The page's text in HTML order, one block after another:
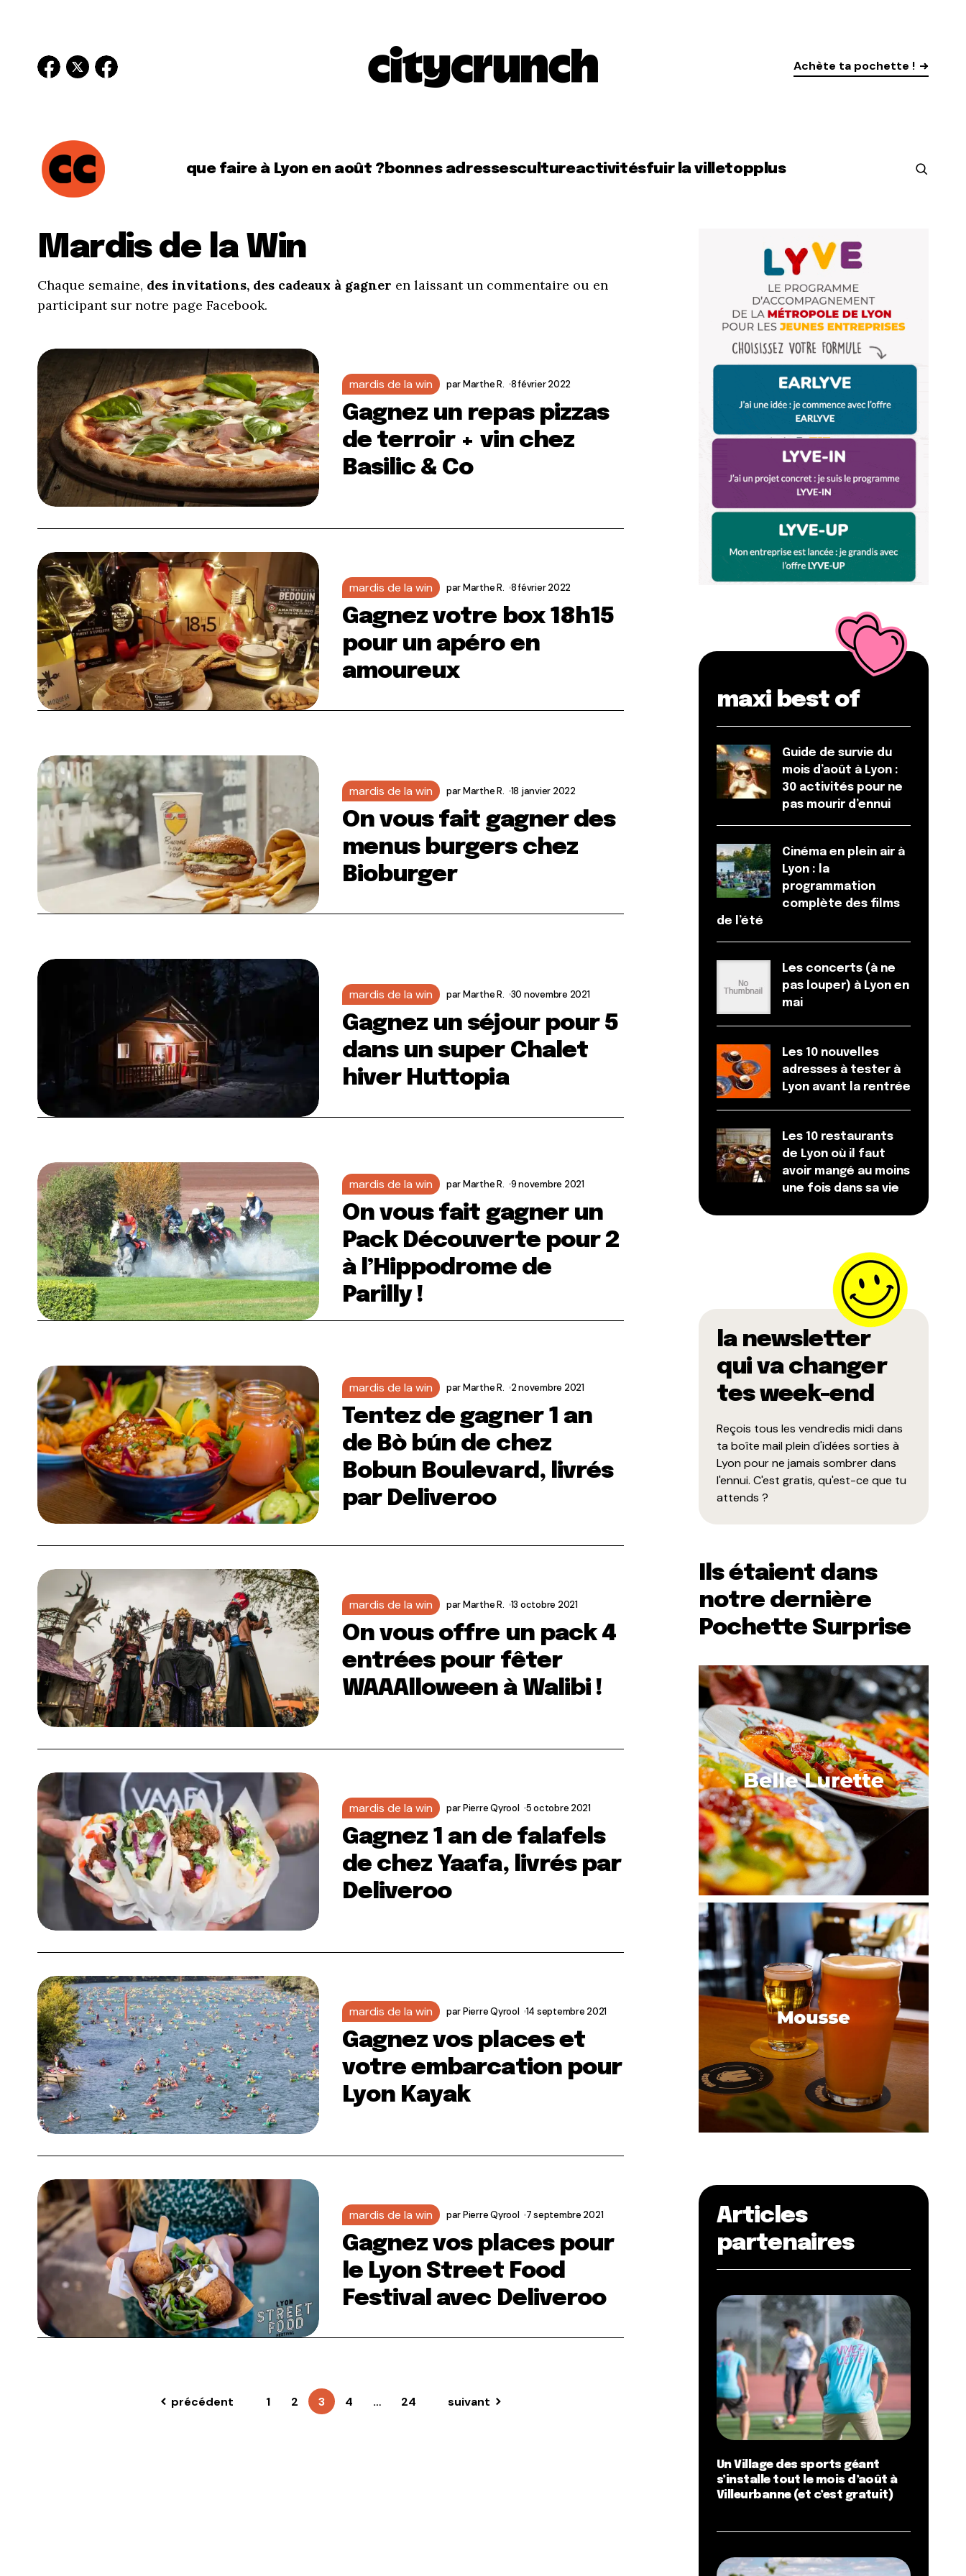
Achète ta pochette !
que faire à Lyon en août ?bonnes adressescultureactivitésfuir la villetopplus
Mardis de la Win
Chaque semaine, des invitations, des cadeaux à gagner en laissant un commentaire ou en
participant sur notre page Facebook.
mardis de la win parMarthe R. 8 février 2022
Gagnez un repas pizzas
de terroir + vin chez
Basilic & Co
mardis de la win parMarthe R. 8 février 2022
Gagnez votre box 18h15
pour un apéro en
amoureux
mardis de la win parMarthe R. 18 janvier 2022
On vous fait gagner des
menus burgers chez
Bioburger
mardis de la win parMarthe R. 30 novembre 2021
Gagnez un séjour pour 5
dans un super Chalet
hiver Huttopia
mardis de la win parMarthe R. 9 novembre 2021
On vous fait gagner un
Pack Découverte pour 2
à l’Hippodrome de
Parilly !
mardis de la win parMarthe R. 2 novembre 2021
Tentez de gagner 1 an
de Bò bún de chez
Bobun Boulevard, livrés
par Deliveroo
mardis de la win parMarthe R. 13 octobre 2021
On vous offre un pack 4
entrées pour fêter
WAAAlloween à Walibi !
mardis de la win parPierre Qyrool 5 octobre 2021
Gagnez 1 an de falafels
de chez Yaafa, livrés par
Deliveroo
mardis de la win parPierre Qyrool 14 septembre 2021
Gagnez vos places et
votre embarcation pour
Lyon Kayak
mardis de la win parPierre Qyrool 7 septembre 2021
Gagnez vos places pour
le Lyon Street Food
Festival avec Deliveroo
précédent 1 2 3 4 … 24 suivant
maxi best of
Guide de survie du
mois d’août à Lyon :
30 activités pour ne
pas mourir d’ennui
Cinéma en plein air à
Lyon : la
programmation
complète des films
de l’été
Les concerts (à ne
pas louper) à Lyon en
mai
Les 10 nouvelles
adresses à tester à
Lyon avant la rentrée
Les 10 restaurants
de Lyon où il faut
avoir mangé au moins
une fois dans sa vie
la newsletter
qui va changer
tes week-end
Reçois tous les vendredis midi dans
ta boîte mail plein d'idées sorties à
Lyon pour ne jamais sombrer dans
l'ennui. C'est gratis, qu'est-ce que tu
attends ?
Ils étaient dans
notre dernière
Pochette Surprise
Articles
partenaires
Un Village des sports géant
s’installe tout le mois d’août à
Villeurbanne (et c’est gratuit)